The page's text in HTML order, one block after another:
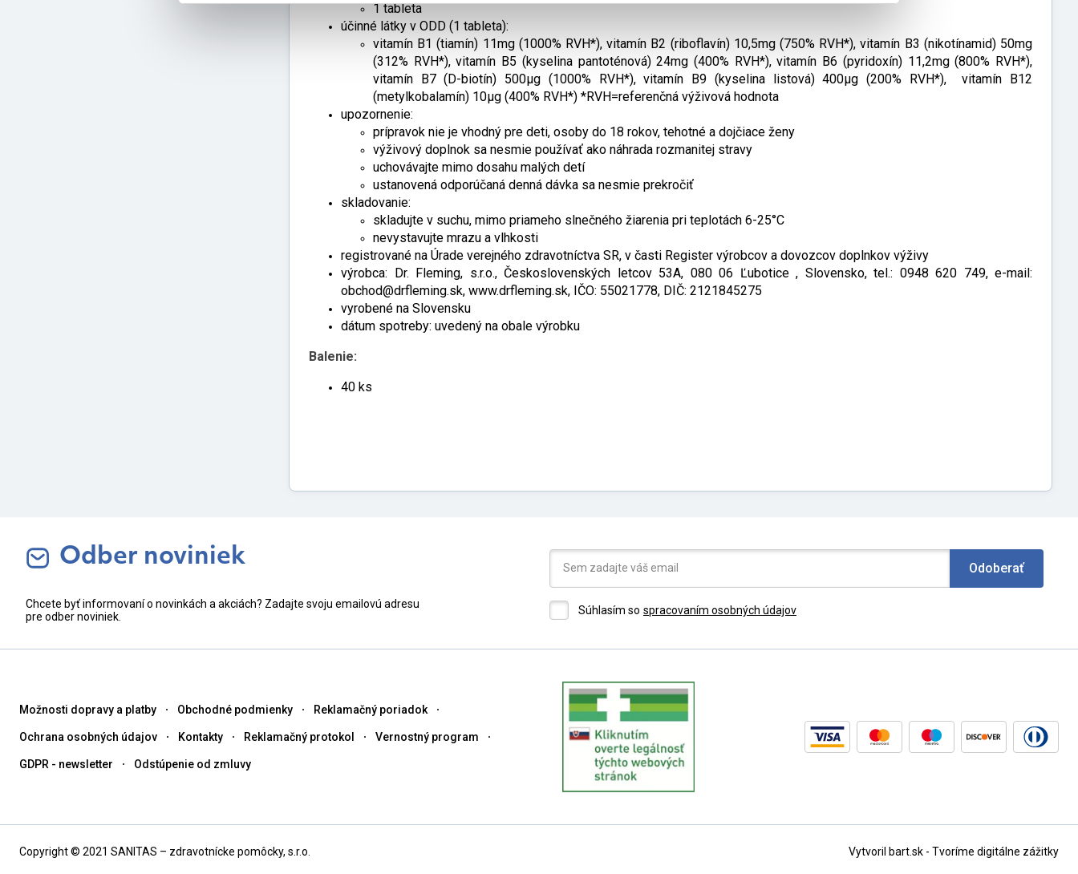
1 tableta
účinné látky v ODD (1 tableta):
vitamín B1 (tiamín) 11mg (1000% RVH*), vitamín B2 (riboflavín) 10,5mg (750% RVH*), vitamín B3 (nikotínamid) 50mg
(312% RVH*), vitamín B5 (kyselina pantoténová) 24mg (400% RVH*), vitamín B6 (pyridoxín) 11,2mg (800% RVH*),
vitamín B7 (D-biotín) 500µg (1000% RVH*), vitamín B9 (kyselina listová) 400µg (200% RVH*), vitamín B12
(metylkobalamín) 10μg (400% RVH*) *RVH=referenčná výživová hodnota
upozornenie:
prípravok nie je vhodný pre deti, osoby do 18 rokov, tehotné a dojčiace ženy
výživový doplnok sa nesmie používať ako náhrada rozmanitej stravy
uchovávajte mimo dosahu malých detí
ustanovená odporúčaná denná dávka sa nesmie prekročiť
skladovanie:
skladujte v suchu, mimo priameho slnečného žiarenia pri teplotách 6-25°C
nevystavujte mrazu a vlhkosti
registrované na Úrade verejného zdravotníctva SR, v časti Register výrobcov a dovozcov doplnkov výživy
výrobca: Dr. Fleming, s.r.o., Československých letcov 53A, 080 06 Ľubotice , Slovensko, tel.: 0948 620 749, e-mail:
obchod@drfleming.sk, www.drfleming.sk, IČO: 55021778, DIČ: 2121845275
vyrobené na Slovensku
dátum spotreby: uvedený na obale výrobku
Balenie:
40 ks
Odber noviniek
Chcete byť informovaní o novinkách a akciách? Zadajte svoju emailovú adresu
pre odber noviniek.
Odoberať
Súhlasím so spracovaním osobných údajov
Možnosti dopravy a platby Obchodné podmienky Reklamačný poriadok
Ochrana osobných údajov Kontakty Reklamačný protokol Vernostný program
GDPR - newsletter Odstúpenie od zmluvy
Copyright © 2021 SANITAS – zdravotnícke pomôcky, s.r.o. Vytvoril bart.sk - Tvoríme digitálne zážitky